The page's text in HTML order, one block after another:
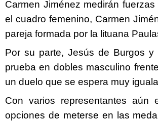
Carmen Jiménez medirán
el cuadro femenino, Carmen
pareja formada por la lituana
Por su parte, Jesús de Burgos
prueba en dobles masculino
un duelo que se espera muy
Con varios representantes aún
opciones de meterse en las